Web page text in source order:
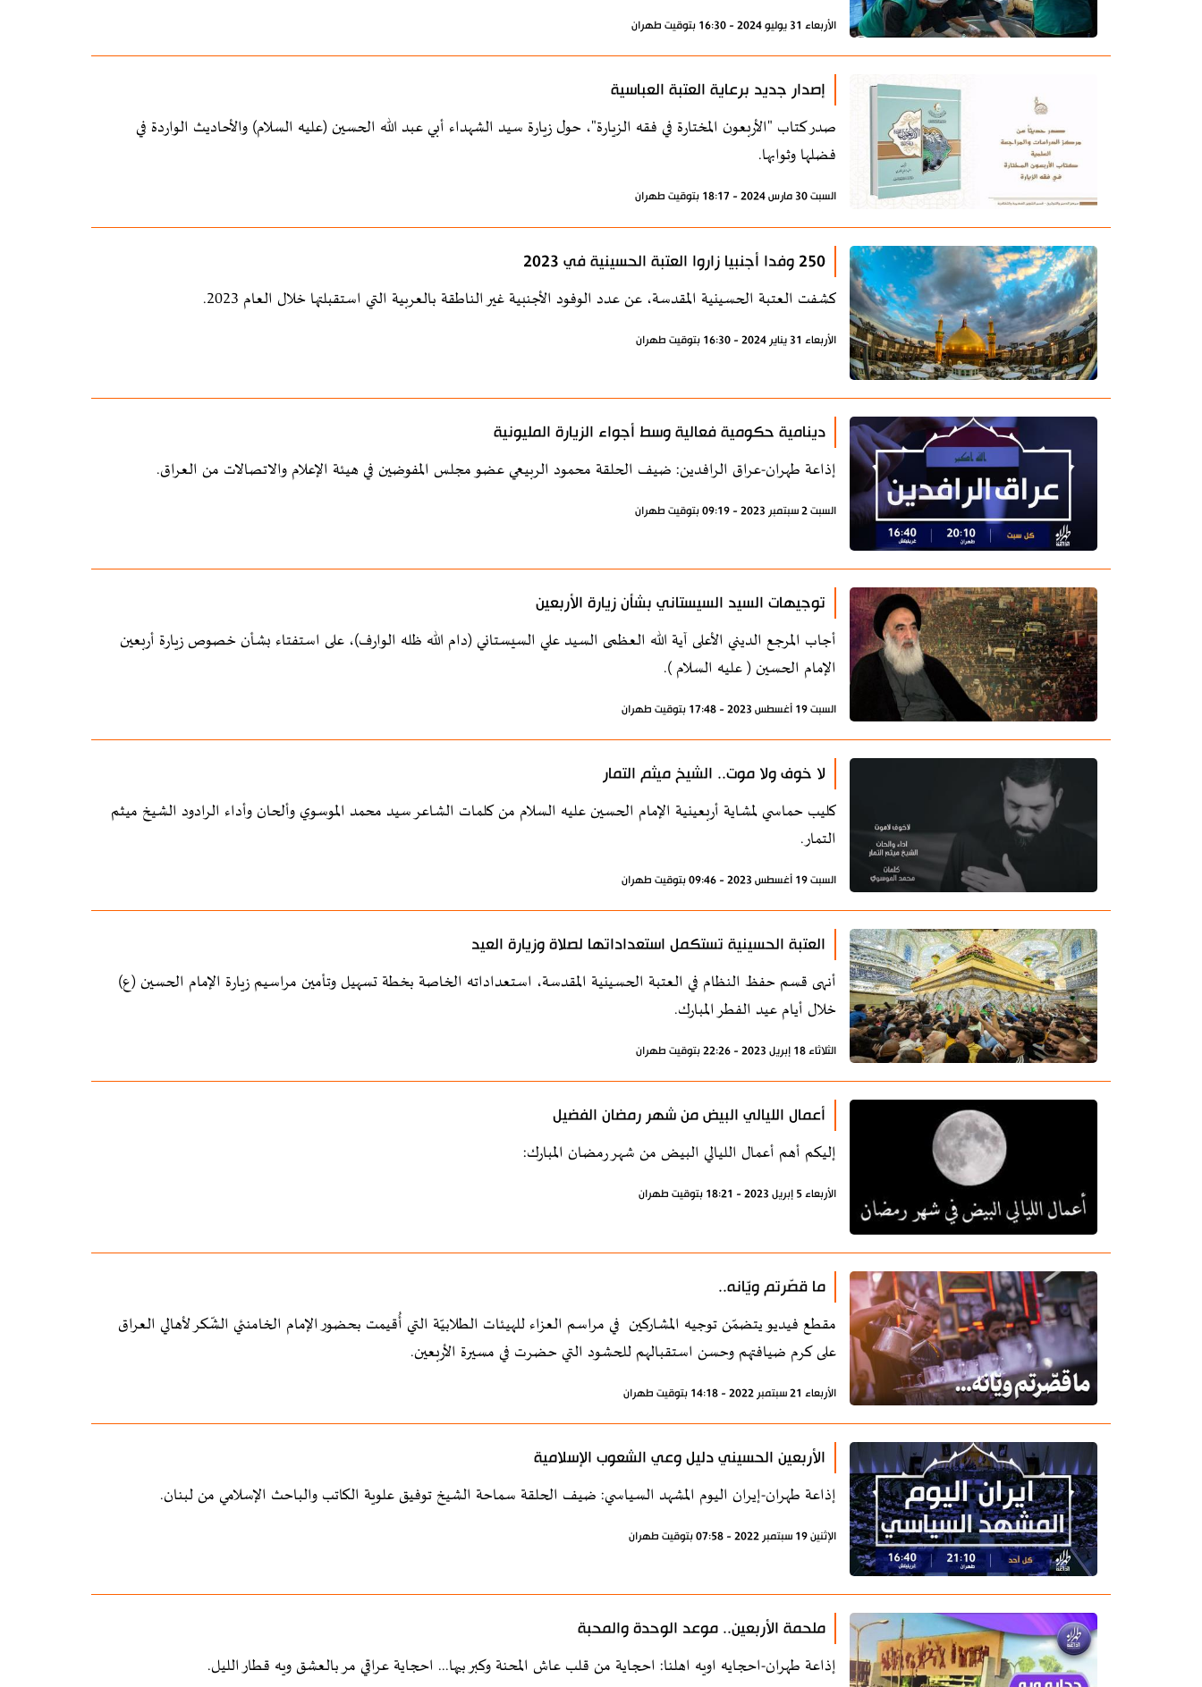
الأربعاء 31 يوليو 2024 - 16:30 بتوقيت طهران
إصدار جديد برعاية العتبة العباسية
صدر كتاب "الأربعون المختارة في فقه الزيارة"، حول زيارة سيد الشهداء أبي عبد الله الحسين (عليه السلام) والأحاديث الواردة في
فضلها وثوابها.
السبت 30 مارس 2024 - 18:17 بتوقيت طهران
250 وفدا أجنبيا زاروا العتبة الحسينية في 2023
كشفت العتبة الحسينية المقدسة، عن عدد الوفود الأجنبية غير الناطقة بالعربية التي استقبلتها خلال العام 2023.
الأربعاء 31 يناير 2024 - 16:30 بتوقيت طهران
دينامية حكومية فعالية وسط أجواء الزيارة المليونية
إذاعة طهران-عراق الرافدين: ضيف الحلقة محمود الربيعي عضو مجلس المفوضين في هيئة الإعلام والاتصالات من العراق.
السبت 2 سبتمبر 2023 - 09:19 بتوقيت طهران
توجيهات السيد السيستاني بشأن زيارة الأربعين
أجاب المرجع الديني الأعلى آية الله العظمى السيد علي السيستاني (دام الله ظله الوارف)، على استفتاء بشأن خصوص زيارة أربعين
الإمام الحسين ( عليه السلام ).
السبت 19 أغسطس 2023 - 17:48 بتوقيت طهران
لا خوف ولا موت.. الشيخ ميثم التمار
كليب حماسي لمشاية أربعينية الإمام الحسين عليه السلام من كلمات الشاعر سيد محمد الموسوي وألحان وأداء الرادود الشيخ ميثم
التمار.
السبت 19 أغسطس 2023 - 09:46 بتوقيت طهران
العتبة الحسينية تستكمل استعداداتها لصلاة وزيارة العيد
أنهى قسم حفظ النظام في العتبة الحسينية المقدسة، استعداداته الخاصة بخطة تسهيل وتأمين مراسيم زيارة الإمام الحسين (ع)
خلال أيام عيد الفطر المبارك.
الثلاثاء 18 إبريل 2023 - 22:26 بتوقيت طهران
أعمال الليالي البيض من شهر رمضان الفضيل
إليكم أهم أعمال الليالي البيض من شهر رمضان المبارك:
الأربعاء 5 إبريل 2023 - 18:21 بتوقيت طهران
ما قصّرتم ويّانه..
مقطع فيديو يتضمّن توجيه المشاركين في مراسم العزاء للهيئات الطلابيّة التي أُقيمت بحضور الإمام الخامنئي الشّكر لأهالي العراق
على كرم ضيافتهم وحسن استقبالهم للحشود التي حضرت في مسيرة الأربعين.
الأربعاء 21 سبتمبر 2022 - 14:18 بتوقيت طهران
الأربعين الحسيني دليل وعي الشعوب الإسلامية
إذاعة طهران-إيران اليوم المشهد السياسي: ضيف الحلقة سماحة الشيخ توفيق علوية الكاتب والباحث الإسلامي من لبنان.
الإثنين 19 سبتمبر 2022 - 07:58 بتوقيت طهران
ملحمة الأربعين.. موعد الوحدة والمحبة
إذاعة طهران-احجايه اويه اهلنا: احجاية من قلب عاش المحنة وكبر بيها... احجاية عراقي مر بالعشق ويه قطار الليل.